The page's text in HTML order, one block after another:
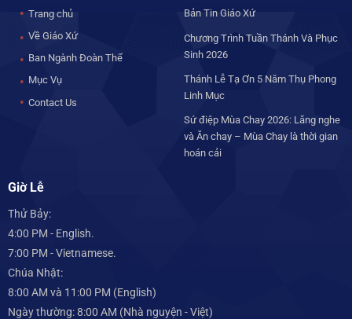
Trang chủ
Về Giáo Xứ
Ban Ngành Đoàn Thể
Mục Vụ
Contact Us
Bản Tin Giáo Xứ
Chương Trình Tuần Thánh Và Phục
Sinh 2026
Thánh Lễ Tạ Ơn 5 Năm Thụ Phong
Linh Mục
Sứ điệp Mùa Chay 2026: Lắng nghe
và Ăn chay – Mùa Chay là thời gian
hoán cải
Giờ Lễ
Thử Bảy:
4:00 PM - English.
7:00 PM - Vietnamese.
Chúa Nhật:
8:00 AM và 11:00 PM (English)
Ngày thường: 8:00 AM (Nhà nguyện - Việt)